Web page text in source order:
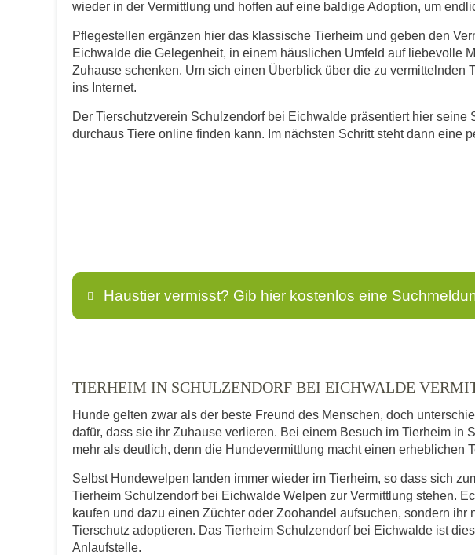
wieder in der Vermittlung und hoffen auf eine baldige Adoption, um
Pflegestellen ergänzen hier das klassische Tierheim und geben den
Eichwalde die Gelegenheit, in einem häuslichen Umfeld auf liebevolle
Zuhause schenken. Um sich einen Überblick über die zu vermittelnden
ins Internet.
Der Tierschutzverein Schulzendorf bei Eichwalde präsentiert hier seine
durchaus Tiere online finden kann. Im nächsten Schritt steht dann eine
Haustier vermisst? Gib hier kostenlos eine
E-Mail*
TIERHEIM IN SCHULZENDORF BEI EICHWALDE
Hunde gelten zwar als der beste Freund des Menschen, doch
dafür, dass sie ihr Zuhause verlieren. Bei einem Besuch im Tierheim in
mehr als deutlich, denn die Hundevermittlung macht einen erheblichen
Selbst Hundewelpen landen immer wieder im Tierheim, so dass sich
Tierheim Schulzendorf bei Eichwalde Welpen zur Vermittlung stehen.
kaufen und dazu einen Züchter oder Zoohandel aufsuchen, sondern
Tierschutz adoptieren. Das Tierheim Schulzendorf bei Eichwalde ist
Anlaufstelle.